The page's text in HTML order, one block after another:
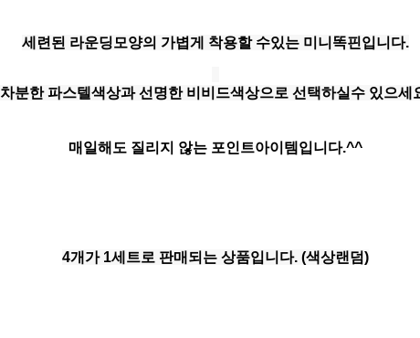
세련된 라운딩모양의 가볍게 착용할 수있는 미니똑핀입니다.
차분한 파스텔색상과 선명한 비비드색상으로 선택하실수 있으세
매일해도 질리지 않는 포인트아이템입니다.^^
4개가 1세트로 판매되는 상품입니다. (색상랜덤)